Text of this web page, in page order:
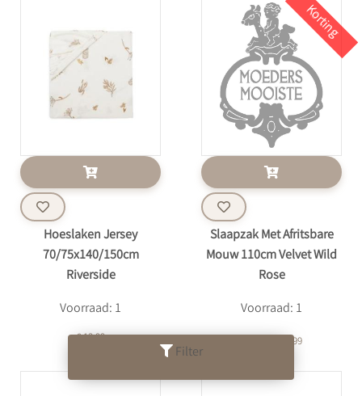
Filter
Hoeslaken Jersey
70/75x140/150cm
Riverside
Voorraad: 1
€ 13,99
Korting
Slaapzak Met Afritsbare
Mouw 110cm Velvet Wild
Rose
Voorraad: 1
€ 33,99